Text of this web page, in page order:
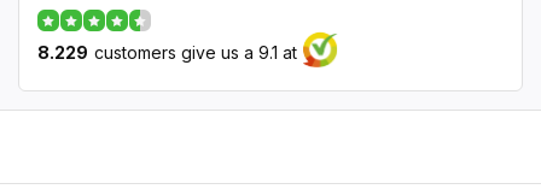
8.229 customers give us a 9.1 at